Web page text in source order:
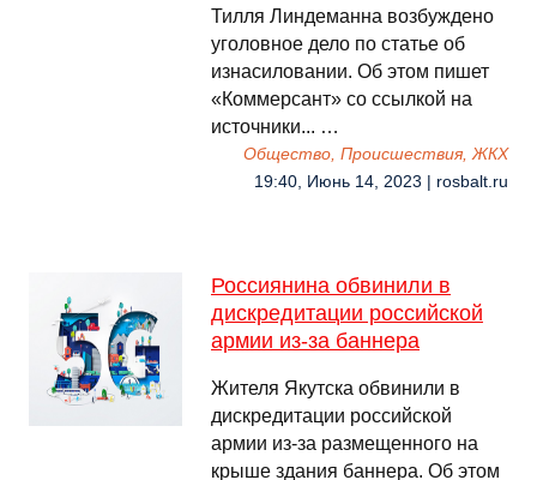
Тилля Линдеманна возбуждено
уголовное дело по статье об
изнасиловании. Об этом пишет
«Коммерсант» со ссылкой на
источники... …
Общество, Происшествия, ЖКХ
19:40, Июнь 14, 2023 | rosbalt.ru
Россиянина обвинили в
дискредитации российской
армии из-за баннера
Жителя Якутска обвинили в
дискредитации российской
армии из-за размещенного на
крыше здания баннера. Об этом